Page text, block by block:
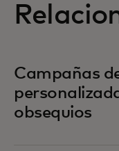
Campañas
obsequios